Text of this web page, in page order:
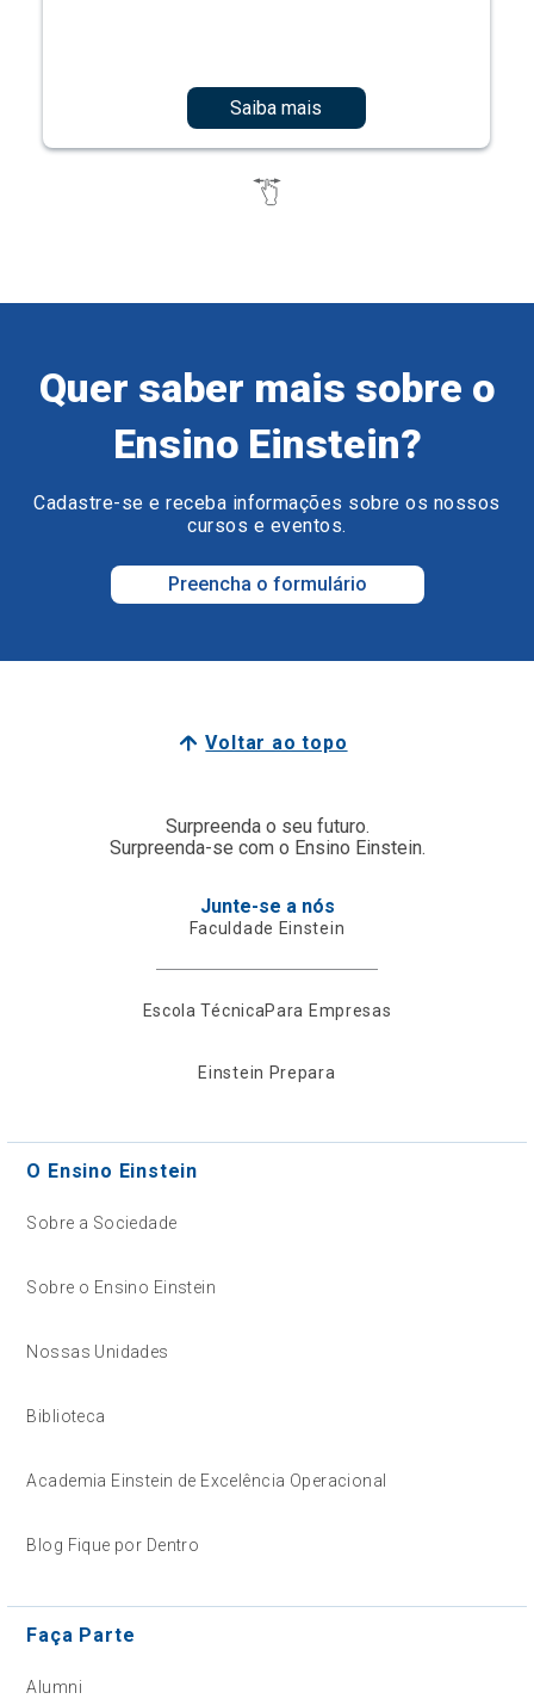
Saiba mais
Quer saber mais sobre o
Ensino Einstein?
Cadastre-se e receba informações sobre os nossos
cursos e eventos.
Preencha o formulário
Voltar ao topo
Surpreenda o seu futuro.
Surpreenda-se com o Ensino Einstein.
Junte-se a nós
Faculdade Einstein
Escola TécnicaPara Empresas
Einstein Prepara
O Ensino Einstein
Sobre a Sociedade
Sobre o Ensino Einstein
Nossas Unidades
Biblioteca
Academia Einstein de Excelência Operacional
Blog Fique por Dentro
Faça Parte
Alumni